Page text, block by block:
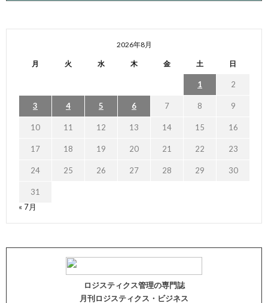
2026年8月
月 火 水 木 金 土 日
1 2
3 4 5 6 7 8 9
10 11 12 13 14 15 16
17 18 19 20 21 22 23
24 25 26 27 28 29 30
31
« 7月
ロジスティクス管理の専門誌
月刊ロジスティクス・ビジネス